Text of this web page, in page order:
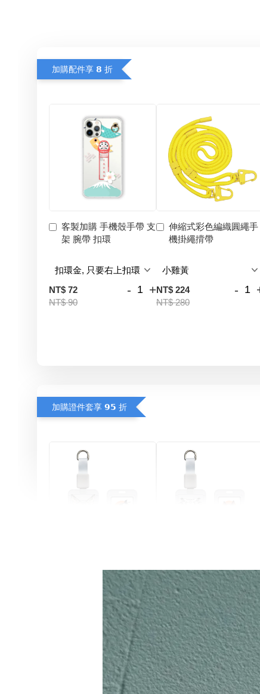
加購配件享 𝟴 折
客製加購 手機殼手帶 支
架 腕帶 扣環
NT$ 72
NT$ 90
- +
伸縮式彩色編織圓繩手
機掛繩揹帶
NT$ 224
NT$ 280
-
加購證件套享 𝟵𝟱 折
化系列 滑蓋式證件套(附
伸縮卡扣) CSAA07
+
系列 滑蓋式證件套(附伸
縮卡扣) CSAA05
NT$ 214
NT$ 225
-